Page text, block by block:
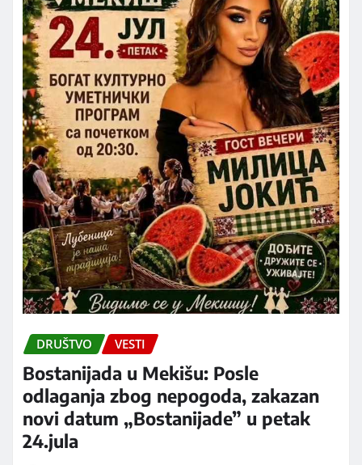
DRUŠTVO VESTI
Bostanijada u Mekišu: Posle
odlaganja zbog nepogoda, zakazan
novi datum „Bostanijade” u petak
24.jula